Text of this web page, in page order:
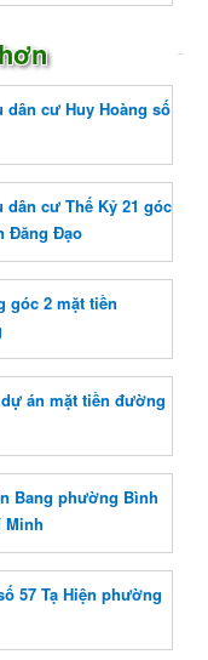
dân cư Huy Hoàng số
cư Thế Kỷ 21 góc
Đăng Đạo
góc 2 mặt tiền
án mặt tiền đường
Bang phường Bình
Minh
57 Tạ Hiện phường